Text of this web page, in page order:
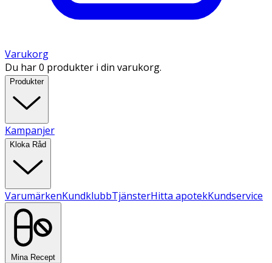
Varukorg
Du har 0 produkter i din varukorg.
Produkter
Kampanjer
Kloka Råd
VarumärkenKundklubbTjänsterHitta apotekKundservice
Mina Recept